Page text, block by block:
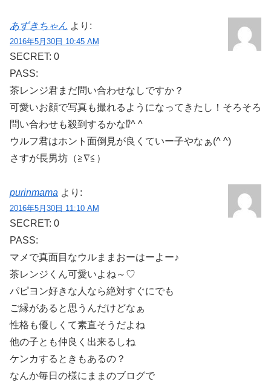
あずきちゃん より:
2016年5月30日 10:45 AM
SECRET: 0
PASS:
茶レンジ君まだ問い合わせなしですか？
可愛いお顔で写真も撮れるようになってきたし！そろそろ
問い合わせも殺到するかな⁉︎^ ^
ウルフ君はホント面倒見が良くていー子やなぁ(^ ^)
さすが長男坊（≧∇≦）
purinmama より:
2016年5月30日 11:10 AM
SECRET: 0
PASS:
マメで真面目なウルままおーはーよー♪
茶レンジくん可愛いよね～♡
パピヨン好きな人なら絶対すぐにでも
ご縁があると思うんだけどなぁ
性格も優しくて素直そうだよね
他の子とも仲良く出来るしね
ケンカするときもあるの？
なんか毎日の様にままのブログで